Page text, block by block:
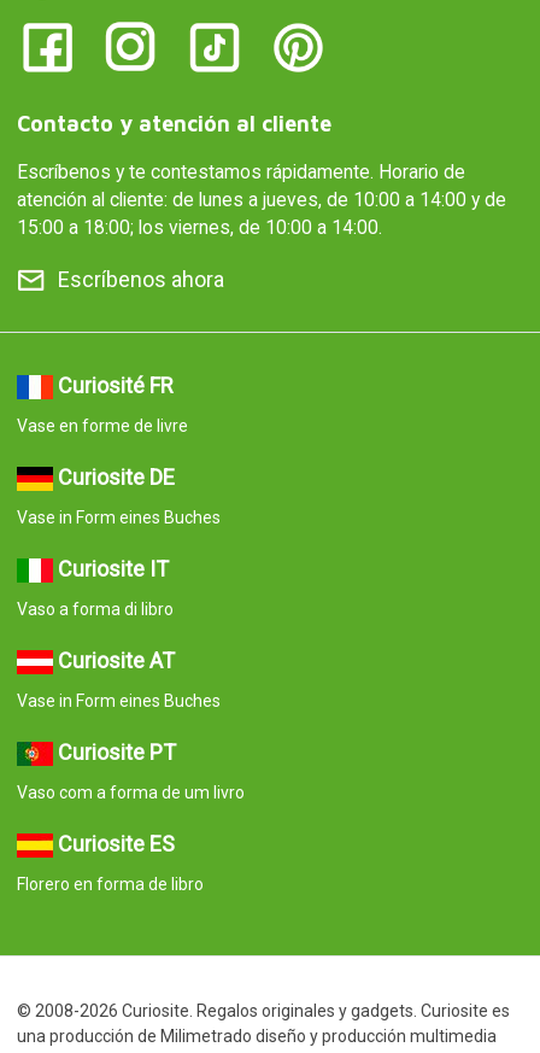
Contacto y atención al cliente
Escríbenos y te contestamos rápidamente. Horario de
atención al cliente: de lunes a jueves, de 10:00 a 14:00 y de
15:00 a 18:00; los viernes, de 10:00 a 14:00.
Escríbenos ahora
Curiosité FR
Vase en forme de livre
Curiosite DE
Vase in Form eines Buches
Curiosite IT
Vaso a forma di libro
Curiosite AT
Vase in Form eines Buches
Curiosite PT
Vaso com a forma de um livro
Curiosite ES
Florero en forma de libro
© 2008-2026 Curiosite. Regalos originales y gadgets. Curiosite es
una producción de Milimetrado diseño y producción multimedia